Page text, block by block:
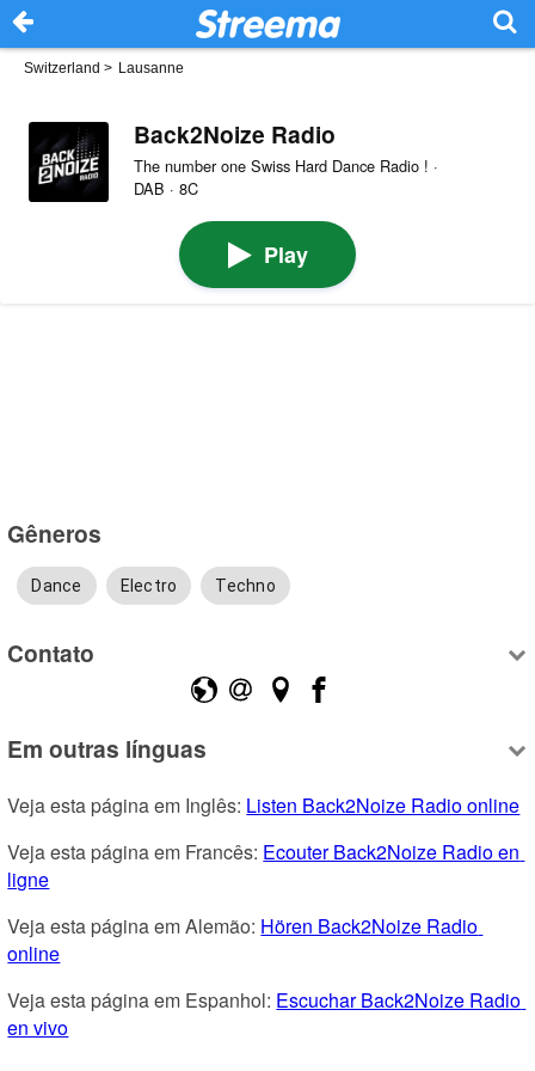
Switzerland > Lausanne
Back2Noize Radio
The number one Swiss Hard Dance Radio ! ·
DAB · 8C
Play
Gêneros
Dance Electro Techno
Contato
Em outras línguas
Veja esta página em Inglês: Listen Back2Noize Radio online
Veja esta página em Francês: Ecouter Back2Noize Radio en
ligne
Veja esta página em Alemão: Hören Back2Noize Radio
online
Veja esta página em Espanhol: Escuchar Back2Noize Radio
en vivo